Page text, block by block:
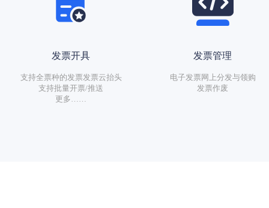
发票开具
支持全票种的发票发票云抬头
支持批量开票/推送
更多……
发票管理
电子发票网上分发与领购
发票作废